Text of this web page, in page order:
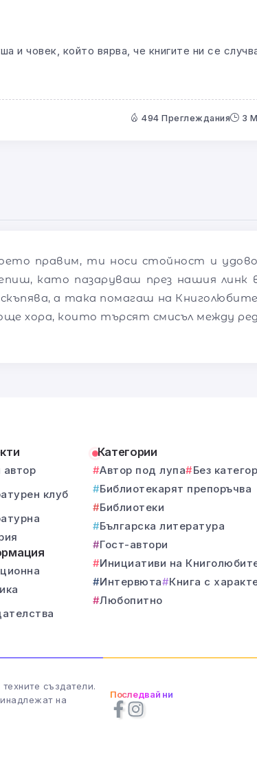
и човек, който вярва, че книгите ни се
494 Преглеждания 3
правим, ти носи стойност и
като пазаруваш през нашия линк
а така помагаш на
хора, които търсят смисъл между
автор
клуб
Категории
Автор под лупа
Без
Библиотекарят препоръчва
Библиотеки
Българска литература
Гост-автори
Инициативи на
Интервюта
Книга с
Любопитно
създатели.
на
Последвай ни